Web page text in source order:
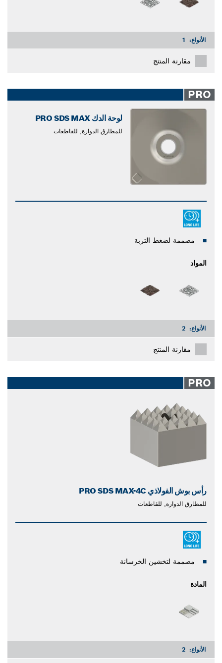
الأنواع: 1
مقارنة المنتج
PRO
لوحة الدك PRO SDS MAX
للمطارق الدوارة, للقاطعات
مصممة لضغط التربة
المواد
الأنواع: 2
مقارنة المنتج
PRO
رأس بوش الفولاذي PRO SDS MAX-4C
للمطارق الدوارة, للقاطعات
مصممة لتخشين الخرسانة
المادة
الأنواع: 2